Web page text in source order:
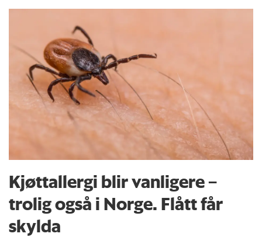
Kjøttallergi blir vanligere –
trolig også i Norge. Flått får
skylda